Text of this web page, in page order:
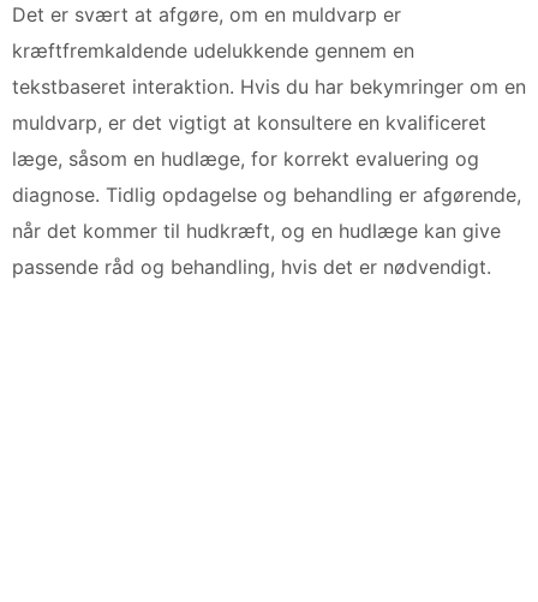
Det er svært at afgøre, om en muldvarp er
kræftfremkaldende udelukkende gennem en
tekstbaseret interaktion. Hvis du har bekymringer om en
muldvarp, er det vigtigt at konsultere en kvalificeret
læge, såsom en hudlæge, for korrekt evaluering og
diagnose. Tidlig opdagelse og behandling er afgørende,
når det kommer til hudkræft, og en hudlæge kan give
passende råd og behandling, hvis det er nødvendigt.